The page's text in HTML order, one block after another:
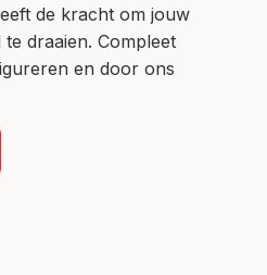
de kracht om jouw
draaien. Compleet
en door ons